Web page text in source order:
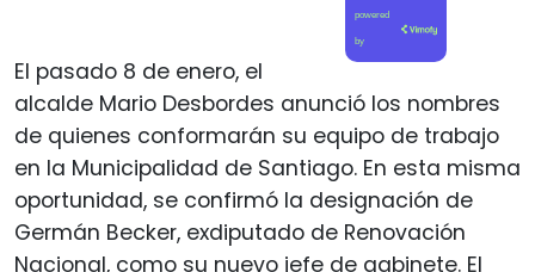
powered
by
El pasado 8 de enero, el
alcalde Mario Desbordes anunció los nombres
de quienes conformarán su equipo de trabajo
en la Municipalidad de Santiago. En esta misma
oportunidad, se confirmó la designación de
Germán Becker, exdiputado de Renovación
Nacional, como su nuevo jefe de gabinete. El